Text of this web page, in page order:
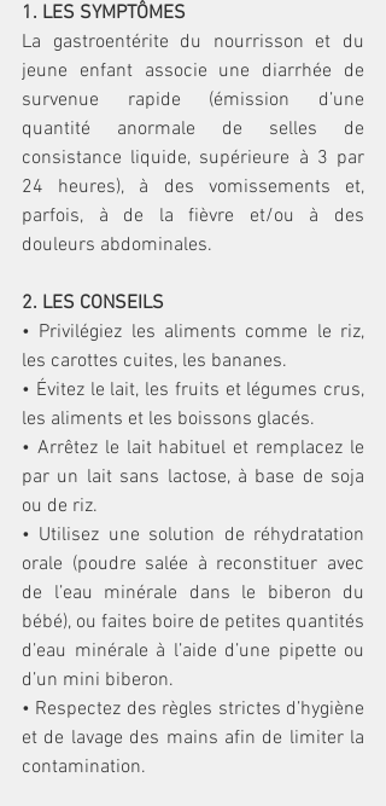
1. LES SYMPTÔMES
La gastroentérite du nourrisson et du
jeune enfant associe une diarrhée de
survenue rapide (émission d’une
quantité anormale de selles de
consistance liquide, supérieure à 3 par
24 heures), à des vomissements et,
parfois, à de la fièvre et/ou à des
douleurs abdominales.
2. LES CONSEILS
• Privilégiez les aliments comme le riz,
les carottes cuites, les bananes.
• Évitez le lait, les fruits et légumes crus,
les aliments et les boissons glacés.
• Arrêtez le lait habituel et remplacez le
par un lait sans lactose, à base de soja
ou de riz.
• Utilisez une solution de réhydratation
orale (poudre salée à reconstituer avec
de l’eau minérale dans le biberon du
bébé), ou faites boire de petites quantités
d’eau minérale à l’aide d’une pipette ou
d’un mini biberon.
• Respectez des règles strictes d’hygiène
et de lavage des mains afin de limiter la
contamination.